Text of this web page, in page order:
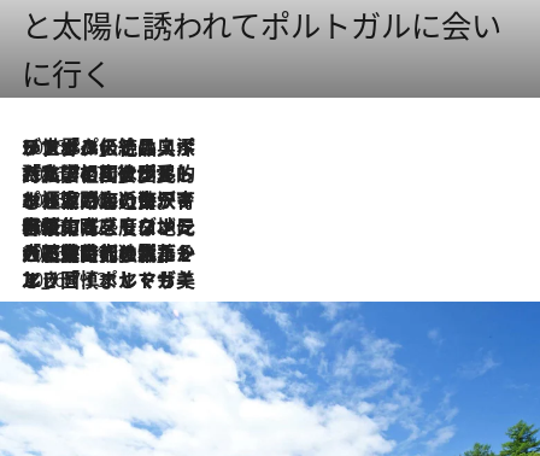
と太陽に誘われてポルトガルに会い
に行く
2026.8.8
リスボンの絶品スイーツ「パステル・デ・ナタ」とは？ポルトガル伝統の奥深い世界へ
2026.7.27
「私の祖国はポルトガル語です」国民的詩人フェルナンド・ペソアと、彼が愛した文学の街を歩く
2026.7.26
ポルトガル近海が育む極上の海の幸。キリリと冷えた白ワインと愉しむ、シーフード専門店の贅沢
2026.7.22
伝統の味をモダンに昇華。高感度な地元客が集う、リスボンの最旬ガストロノミー
2026.7.21
大航海時代の栄華から、震災、独裁、そして革命へ。ポルトガル・首都リスボンの石畳に刻まれた「歴史の光と影」
2026.7.13
エッセイ・ヤマザキマリ「慎ましくも美しき国 ポルトガル」